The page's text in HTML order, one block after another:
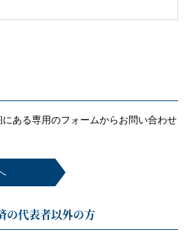
ある専用のフォームからお問い合わせ
の代表者以外の方